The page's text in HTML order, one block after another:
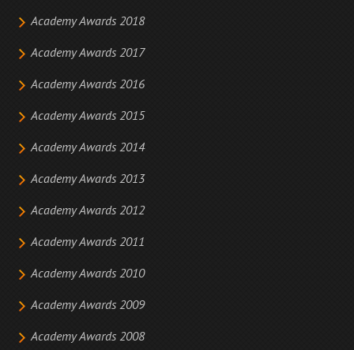
Academy Awards 2018
Academy Awards 2017
Academy Awards 2016
Academy Awards 2015
Academy Awards 2014
Academy Awards 2013
Academy Awards 2012
Academy Awards 2011
Academy Awards 2010
Academy Awards 2009
Academy Awards 2008